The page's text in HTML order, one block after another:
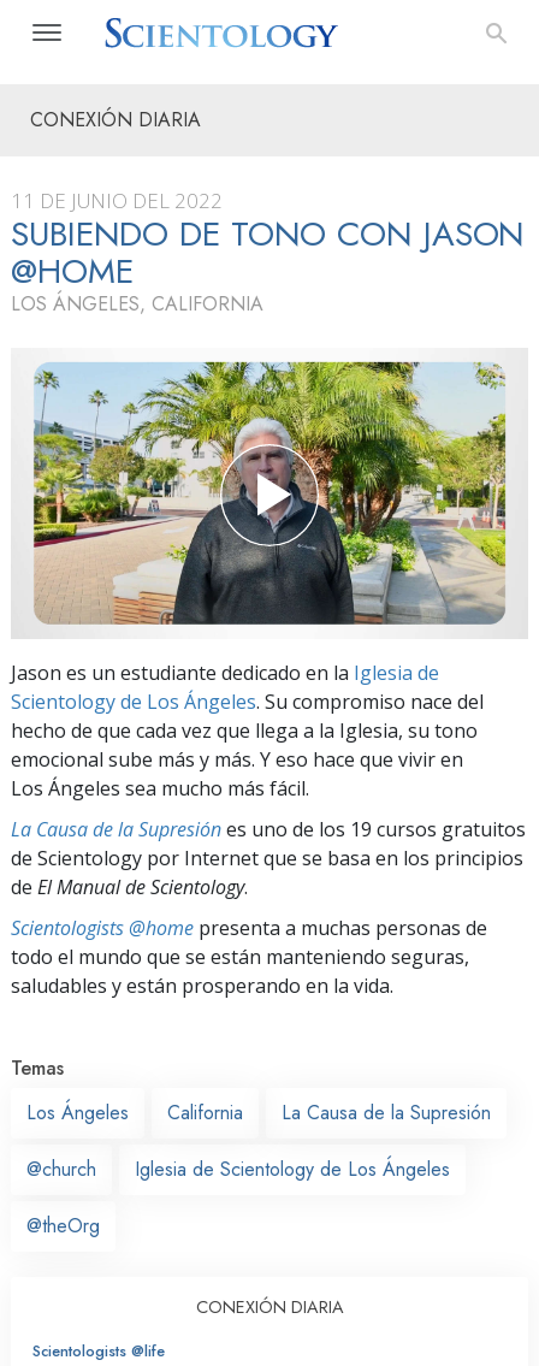
CONEXIÓN DIARIA
11 DE JUNIO DEL 2022
SUBIENDO DE TONO CON JASON
@HOME
LOS ÁNGELES, CALIFORNIA
Jason es un estudiante dedicado en la Iglesia de
Scientology de Los Ángeles. Su compromiso nace del
hecho de que cada vez que llega a la Iglesia, su tono
emocional sube más y más. Y eso hace que vivir en
Los Ángeles sea mucho más fácil.
La Causa de la Supresiónes uno de los 19 cursos gratuitos
de Scientology por Internet que se basa en los principios
de El Manual de Scientology.
Scientologists @home presenta a muchas personas de
todo el mundo que se están manteniendo seguras,
saludables y están prosperando en la vida.
Temas
Los Ángeles
California La Causa de la Supresión
@church Iglesia de Scientology de Los Ángeles
@theOrg
CONEXIÓN DIARIA
Scientologists @life